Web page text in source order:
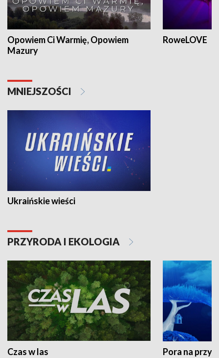
Opowiem Ci Warmię, Opowiem
Mazury
RoweLOVE
MNIEJSZOŚCI
Ukraińskie wieści
PRZYRODA I EKOLOGIA
Czas w las Pora na